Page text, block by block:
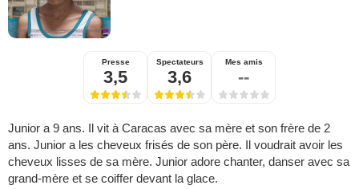
Presse
3,5
Spectateurs
3,6
Mes amis
--
Junior a 9 ans. Il vit à Caracas avec sa mère et son frère de 2
ans. Junior a les cheveux frisés de son père. Il voudrait avoir les
cheveux lisses de sa mère. Junior adore chanter, danser avec sa
grand-mère et se coiffer devant la glace.